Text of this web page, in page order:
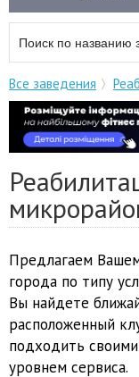
Все заведения
Предлагаем
города по типу
Вы найдете
расположенный
подходить
уровнем сервиса.